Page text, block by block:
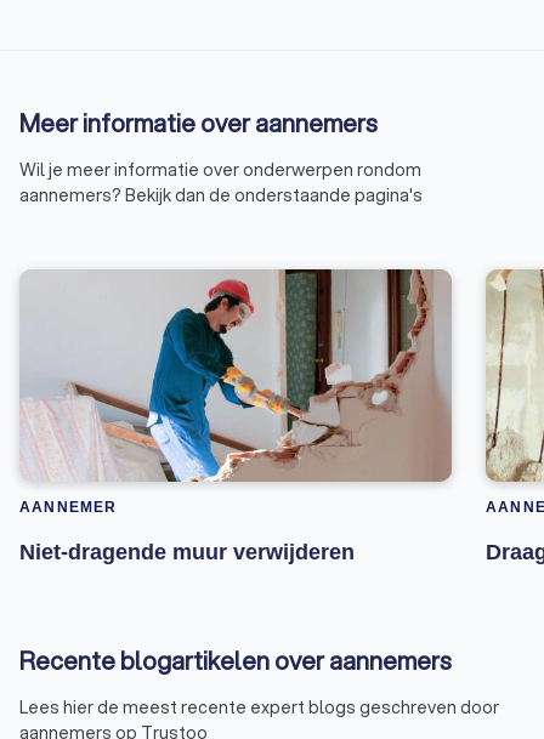
Meer informatie over aannemers
Wil je meer informatie over onderwerpen rondom
aannemers? Bekijk dan de onderstaande pagina's
AANNEMER
Niet-dragende muur verwijderen
Recente blogartikelen over aannemers
Lees hier de meest recente expert blogs geschreven door
aannemers op Trustoo